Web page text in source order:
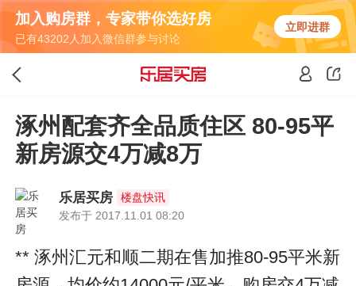
加入购房群，专家带你选好房
已有43202人加入微信群参与讨论
立即进群
涿州配套齐全品质住区 80-95平
新房源交4万减8万
乐居买房
楼盘快讯
发布于 2017.11.01 08:20
** 涿州汇元和顺二期在售加推80-95平米新